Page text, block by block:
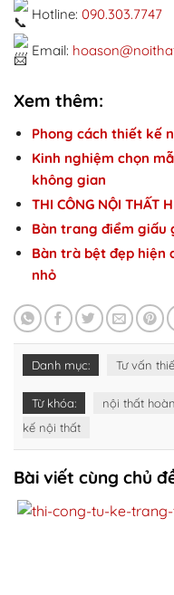
Hotline: 090.303.7747
Email:
Xem thêm:
Phong cách thiết kế
Kinh nghiệm chọn
không gian
THI CÔNG NỘI THẤT
Bàn trang điểm giấu
Bàn trà bệt đẹp hiện
nhỏ
Danh mục: Tư vấn
Từ khóa: nội thất
kế nội thất
Bài viết cùng chủ